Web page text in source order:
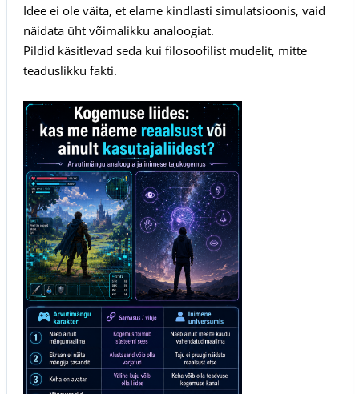
Idee ei ole väita, et elame kindlasti simulatsioonis, vaid
näidata üht võimalikku analoogiat.
Pildid käsitlevad seda kui filosoofilist mudelit, mitte
teaduslikku fakti.